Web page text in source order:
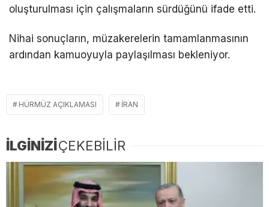
oluşturulması için çalışmaların sürdüğünü ifade etti.
Nihai sonuçların, müzakerelerin tamamlanmasının
ardından kamuoyuyla paylaşılması bekleniyor.
HÜRMÜZ AÇIKLAMASI İRAN
İLGİNİZİÇEKEBİLİR